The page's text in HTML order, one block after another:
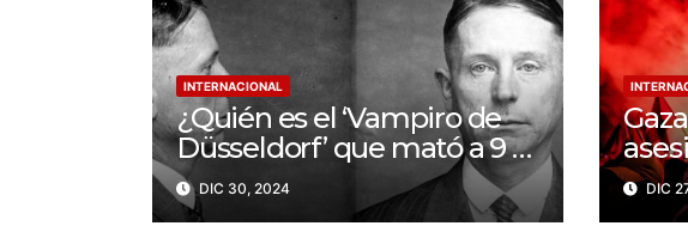
INTERNACIONAL
¿Quién es el ‘Vampiro de
Düsseldorf’ que mató a 9 y
bebió sangre de sus
víctimas?
DIC 30, 2024
de
DIC